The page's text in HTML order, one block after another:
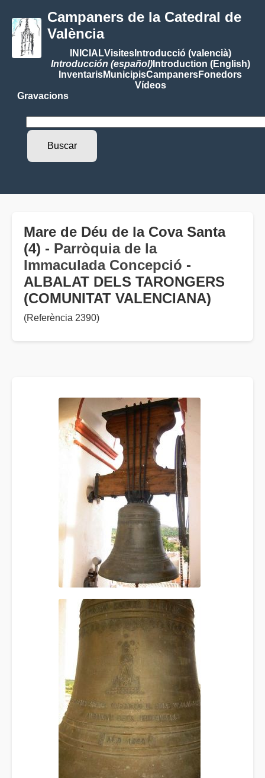
Campaners de la Catedral de
València
INICIALVisitesIntroducció (valencià)
Introducción (español)Introduction (English)
InventarisMunicipisCampanersFonedors
Vídeos
Gravacions
Mare de Déu de la Cova Santa
(4) - Parròquia de la
Immaculada Concepció -
ALBALAT DELS TARONGERS
(COMUNITAT VALENCIANA)
(Referència 2390)